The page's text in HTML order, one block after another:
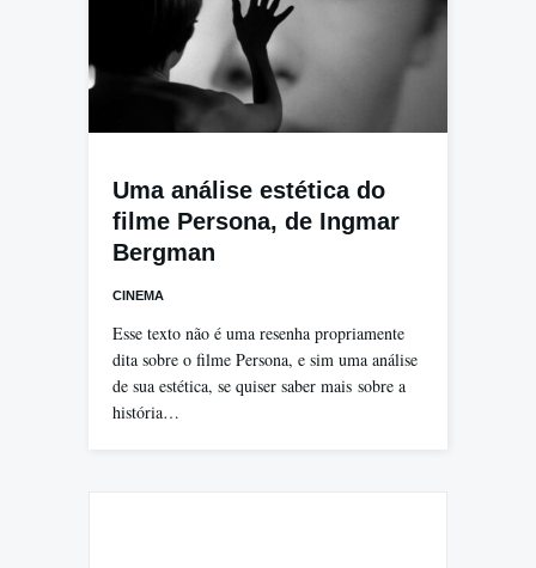
Uma análise estética do
filme Persona, de Ingmar
Bergman
CINEMA
Esse texto não é uma resenha propriamente
dita sobre o filme Persona, e sim uma análise
de sua estética, se quiser saber mais sobre a
história…